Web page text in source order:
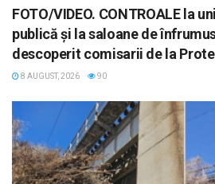
FOTO/VIDEO. CONTROALE la
publică și la saloane de
descoperit comisarii de la
8 AUGUST, 2026 90